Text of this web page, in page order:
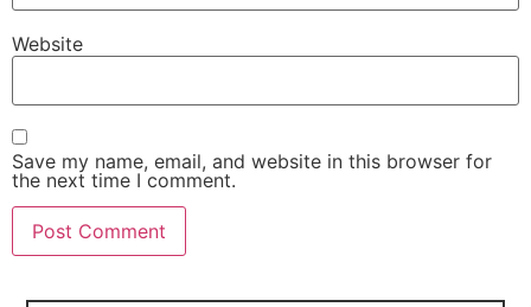
Website
Save my name, email, and website in this browser for
the next time I comment.